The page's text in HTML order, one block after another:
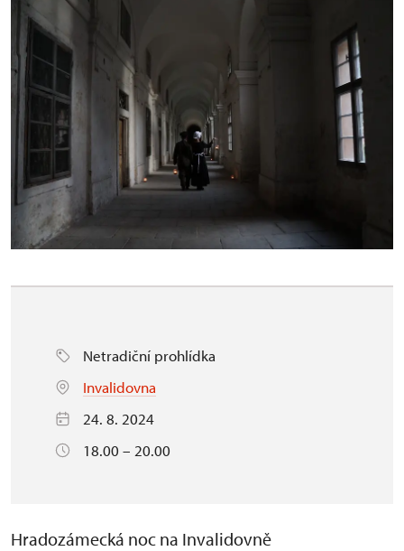
Netradiční prohlídka
Invalidovna
24. 8. 2024
18.00 – 20.00
Hradozámecká noc na Invalidovně